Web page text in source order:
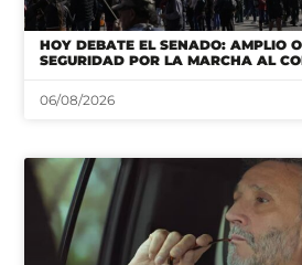
HOY DEBATE EL SENADO: AMPLIO
SEGURIDAD POR LA MARCHA AL
06/08/2026